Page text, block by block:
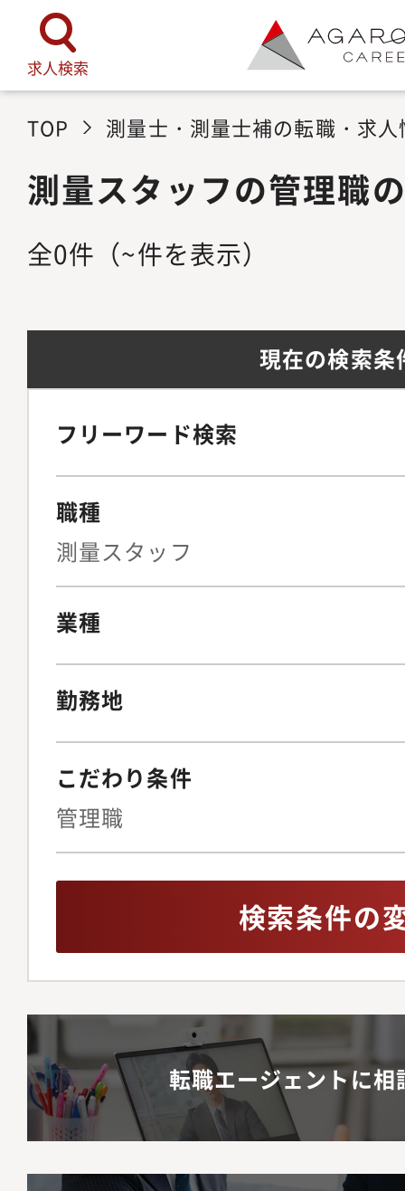
求人検索
TOP 測量士・測量士補の転職・求人
測量スタッフの管理職
全0件 （~件を表示）
現在の検索条
フリーワード検索
職種
測量スタッフ
業種
勤務地
こだわり条件
管理職
検索条件の
転職エージェントに相